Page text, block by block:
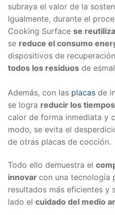
subraya el valor de la
Igualmente, durante el
Cooking Surface se
se reduce el consumo
dispositivos de
todos los residuos de
Además, con las placas de
se logra reducir los
calor de forma inmediata y
modo, se evita el
de otras placas de cocción.
Todo ello demuestra el
innovar con una tecnología
resultados más eficientes y
lado el cuidado del medio